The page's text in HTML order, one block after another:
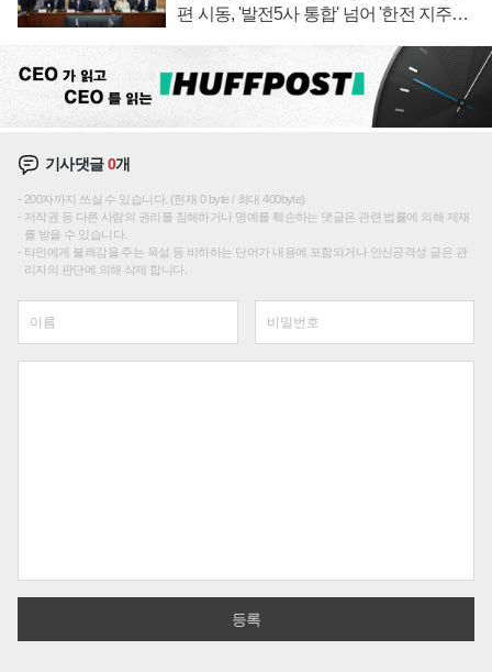
편 시동, '발전5사 통합' 넘어 '한전 지주사'
기사댓글0개
200자까지 쓰실 수 있습니다. (현재 0 byte / 최대 400byte)
저작권 등 다른 사람의 권리를 침해하거나 명예를 훼손하는 댓글은 관련 법률에 의해 제재
를 받을 수 있습니다.
타인에게 불쾌감을 주는 욕설 등 비하하는 단어가 내용에 포함되거나 인신공격성 글은 관
리자의 판단에 의해 삭제 합니다.